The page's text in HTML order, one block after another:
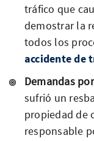
tráfico que
demostrar la
todos los
accidente de
Demandas
sufrió un
propiedad de
responsable